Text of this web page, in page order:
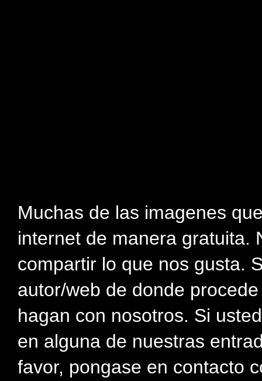
Muchas de las imagenes
internet de manera gratuita.
compartir lo que nos gusta.
autor/web de donde
hagan con nosotros. Si
en alguna de nuestras
favor, pongase en contacto